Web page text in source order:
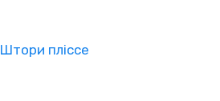
Штори пліссе